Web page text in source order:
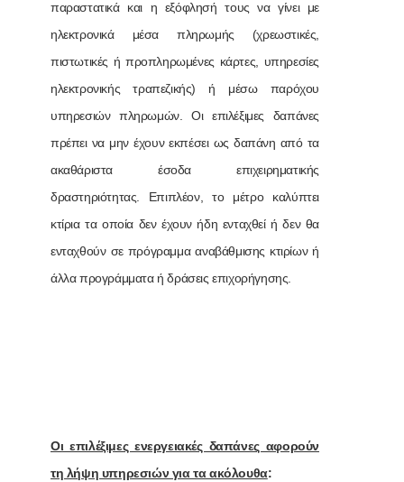
παραστατικά και η εξόφλησή τους να γίνει με
ηλεκτρονικά μέσα πληρωμής (χρεωστικές,
πιστωτικές ή προπληρωμένες κάρτες, υπηρεσίες
ηλεκτρονικής τραπεζικής) ή μέσω παρόχου
υπηρεσιών πληρωμών. Οι επιλέξιμες δαπάνες
πρέπει να μην έχουν εκπέσει ως δαπάνη από τα
ακαθάριστα έσοδα επιχειρηματικής
δραστηριότητας. Επιπλέον, το μέτρο καλύπτει
κτίρια τα οποία δεν έχουν ήδη ενταχθεί ή δεν θα
ενταχθούν σε πρόγραμμα αναβάθμισης κτιρίων ή
άλλα προγράμματα ή δράσεις επιχορήγησης.
Οι επιλέξιμες ενεργειακές δαπάνες αφορούν
τη λήψη υπηρεσιών για τα ακόλουθα: